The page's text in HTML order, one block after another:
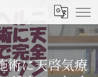
術に天啓気療